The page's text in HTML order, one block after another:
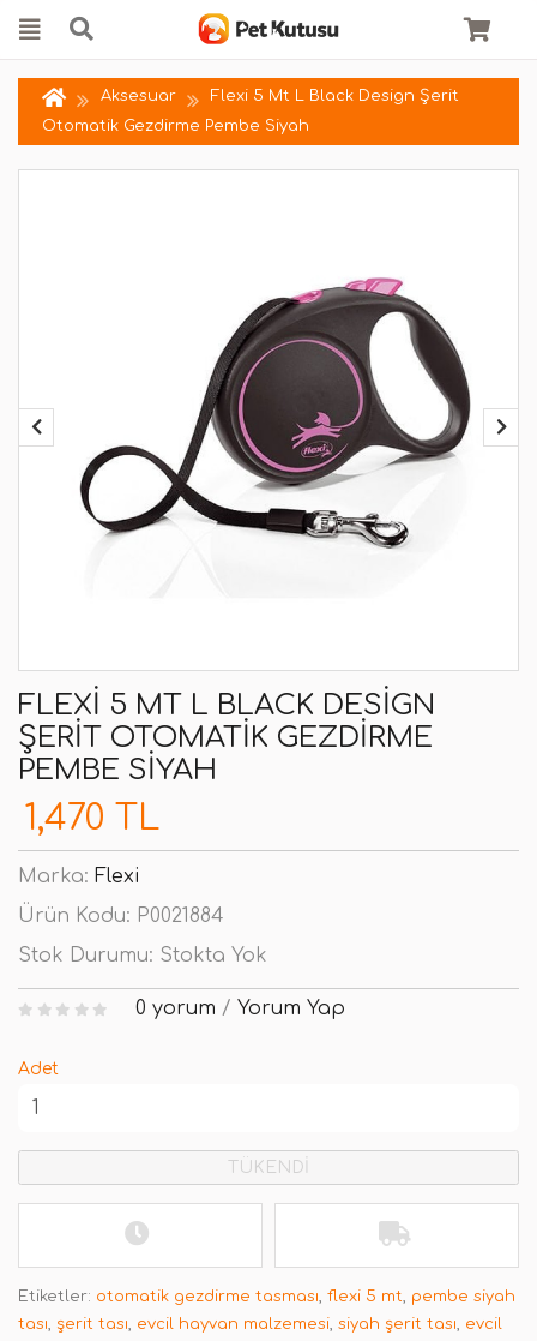
Aksesuar
Flexi 5 Mt L Black Design Şerit
Otomatik Gezdirme Pembe Siyah
FLEXI 5 MT L BLACK DESIGN
ŞERIT OTOMATIK GEZDIRME
PEMBE SIYAH
1,470 TL
Marka: Flexi
Ürün Kodu: P0021884
Stok Durumu: Stokta Yok
0 yorum / Yorum Yap
Adet
TÜKENDİ
Etiketler: otomatik gezdirme tasması, flexi 5 mt, pembe siyah
tası, şerit tası, evcil hayvan malzemesi, siyah şerit tası, evcil